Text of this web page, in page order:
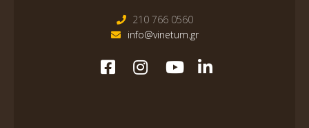
210 766 0560
info@vinetum.gr